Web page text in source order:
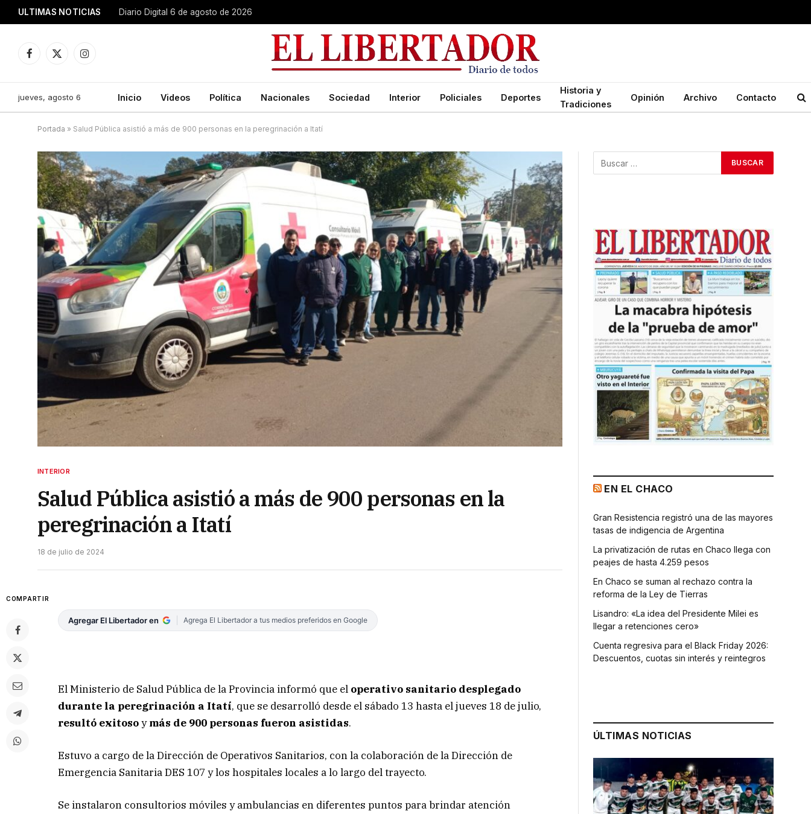
ULTIMAS NOTICIAS Diario Digital 6 de agosto de 2026
Facebook
X
Instagram
jueves, agosto 6 Inicio Videos Política Nacionales Sociedad Interior Policiales Deportes
Historia y
Tradiciones
Opinión Archivo Contacto
Portada » Salud Pública asistió a más de 900 personas en la peregrinación a Itatí
INTERIOR
Salud Pública asistió a más de 900 personas en la
peregrinación a Itatí
18 de julio de 2024
COMPARTIR
Agregar El Libertador en Agrega El Libertador a tus medios preferidos en Google
El Ministerio de Salud Pública de la Provincia informó que el operativo sanitario desplegado
durante la peregrinación a Itatí, que se desarrolló desde el sábado 13 hasta el jueves 18 de julio,
resultó exitosoymás de 900 personas fueron asistidas.
Estuvo a cargo de la Dirección de Operativos Sanitarios, con la colaboración de la Dirección de
Emergencia Sanitaria DES 107 y los hospitales locales a lo largo del trayecto.
Se instalaron consultorios móviles y ambulancias en diferentes puntos para brindar atención
EN EL CHACO
Gran Resistencia registró una de las mayores
tasas de indigencia de Argentina
La privatización de rutas en Chaco llega con
peajes de hasta 4.259 pesos
En Chaco se suman al rechazo contra la
reforma de la Ley de Tierras
Lisandro: «La idea del Presidente Milei es
llegar a retenciones cero»
Cuenta regresiva para el Black Friday 2026:
Descuentos, cuotas sin interés y reintegros
ÚLTIMAS NOTICIAS